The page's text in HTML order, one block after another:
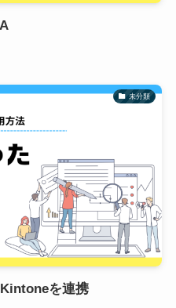
未分類
を連携